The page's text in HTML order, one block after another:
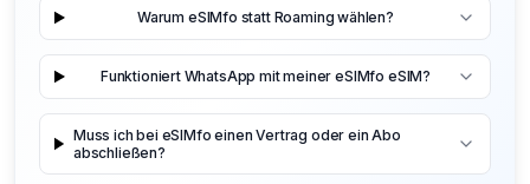
Warum eSIMfo statt Roaming wählen?
Funktioniert WhatsApp mit meiner eSIMfo eSIM?
Muss ich bei eSIMfo einen Vertrag oder ein Abo
abschließen?